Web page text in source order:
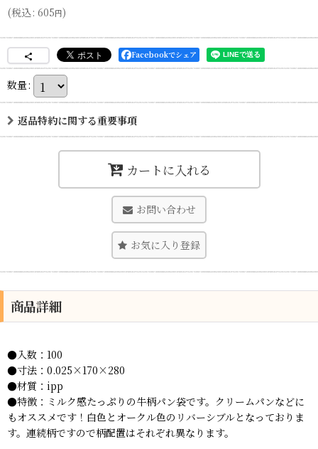
(税込: 605円)
Facebookでシェア
数量:
返品特約に関する重要事項
カートに入れる
お問い合わせ
お気に入り登録
商品詳細
●入数：100
●寸法：0.025×170×280
●材質：ipp
●特徴：ミルク感たっぷりの牛柄パン袋です。クリームパンなどに
もオススメです！白色とオークル色のリバーシブルとなっておりま
す。連続柄ですので柄配置はそれぞれ異なります。